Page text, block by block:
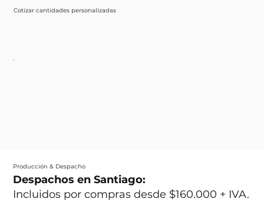
Cotizar cantidades personalizadas
Producción & Despacho
Despachos en Santiago:
Incluidos por compras desde $160.000 + IVA.